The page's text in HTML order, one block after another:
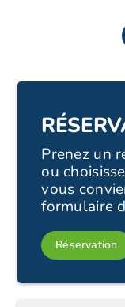
Prenez un
ou
vous
formulaire
Réservation